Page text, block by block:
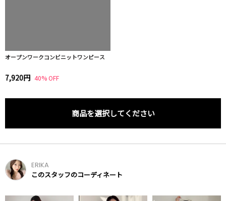
オープンワークコンビニットワンピース
7,920円 40% OFF
商品を選択してください
ERIKA
このスタッフのコーディネート